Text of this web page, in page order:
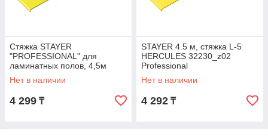
Стяжка STAYER
"PROFESSIONAL" для
ламинатных полов, 4,5м
(32230_z01)
Нет в наличии
4 299 ₸
STAYER 4.5 м, стяжка L-5
HERCULES 32230_z02
Professional
Нет в наличии
4 292 ₸